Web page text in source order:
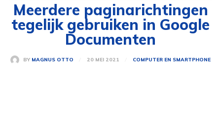
Meerdere paginarichtingen
tegelijk gebruiken in Google
Documenten
BY MAGNUS OTTO 20 MEI 2021 COMPUTER EN SMARTPHONE